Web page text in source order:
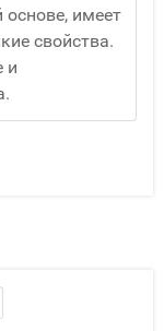
имеет
свойства.
и